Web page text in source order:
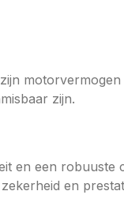
zijn.
en een robuuste
en